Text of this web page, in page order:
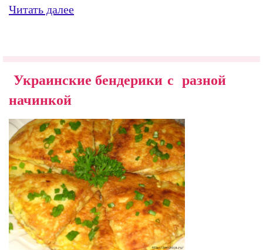
Читать далее
Украинские бендерики с разной
начинкой